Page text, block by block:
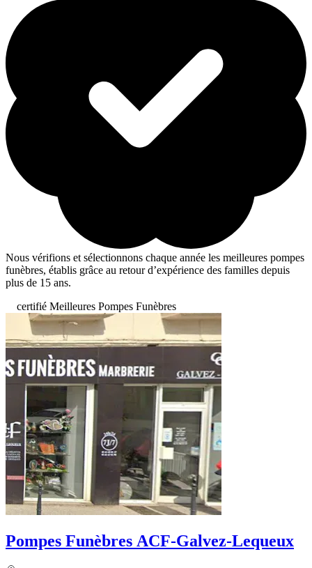
Nous vérifions et sélectionnons chaque année les meilleures pompes
funèbres, établis grâce au retour d’expérience des familles depuis
plus de 15 ans.
certifié Meilleures Pompes Funèbres
Pompes Funèbres ACF-Galvez-Lequeux